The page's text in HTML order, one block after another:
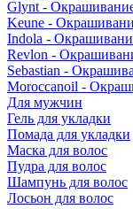
Glynt -
Keune -
Indola -
Revlon -
Sebastian -
Moroccanoil -
Для мужчин
Гель для укладки
Помада для укладки
Маска для волос
Пудра для волос
Шампунь для волос
Лосьон для волос